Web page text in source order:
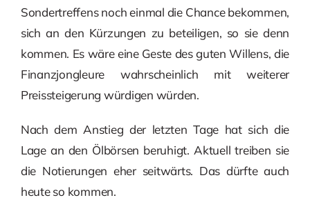
Sondertreffens noch einmal die Chance bekommen,
sich an den Kürzungen zu beteiligen, so sie denn
kommen. Es wäre eine Geste des guten Willens, die
Finanzjongleure wahrscheinlich mit weiterer
Preissteigerung würdigen würden.
Nach dem Anstieg der letzten Tage hat sich die
Lage an den Ölbörsen beruhigt. Aktuell treiben sie
die Notierungen eher seitwärts. Das dürfte auch
heute so kommen.